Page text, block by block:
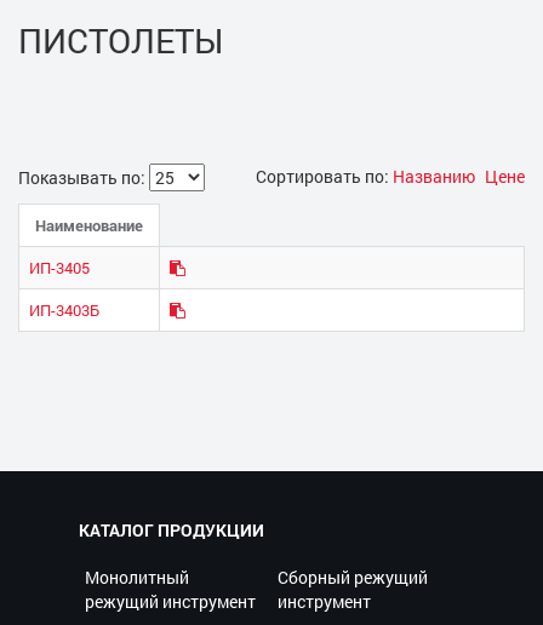
ПИСТОЛЕТЫ
Показывать по: Сортировать по: Названию Цене
Наименование
ИП-3405
ИП-3403Б
КАТАЛОГ ПРОДУКЦИИ
Монолитный
режущий инструмент
Сборный режущий
инструмент